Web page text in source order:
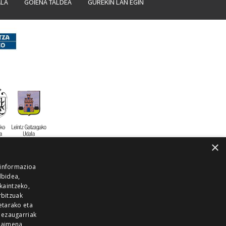
GOIENA TALDEA GUREKIN LAN EGIN
×
eta